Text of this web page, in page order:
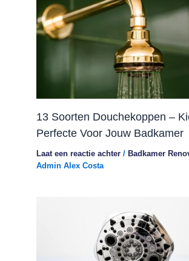
13 Soorten Douchekoppen –
Perfecte Voor Jouw Badkamer
Laat een reactie achter / Badkamer
Admin Alex Costa